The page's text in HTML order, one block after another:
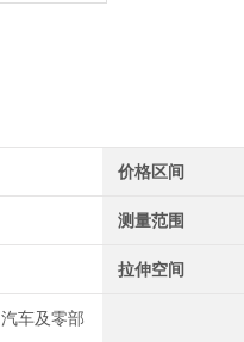
价格区间
测量范围
拉伸空间
车及零部